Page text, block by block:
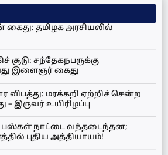
கைது: தமிழக அரசியலில்
சூடு: சந்தேகநபருக்கு
இளைஞர் கைது
விபத்து: மரக்கறி ஏற்றிச் சென்ற
இருவர் உயிரிழப்பு
பஸ்கள் நாட்டை வந்தடைந்தன;
புதிய அத்தியாயம்!